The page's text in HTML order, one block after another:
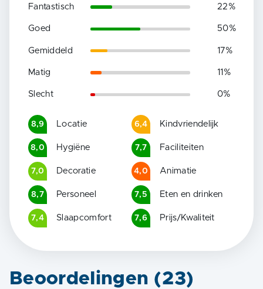
Fantastisch 22 %
Goed 50%
Gemiddeld 17%
Matig 11 %
Slecht 0%
8,9 Locatie 6,4 Kindvriendelijk
8,0 Hygiëne 7,7 Faciliteiten
7,0 Decoratie 4,0 Animatie
8,7 Personeel 7,5 Eten en drinken
7,4 Slaapcomfort 7,6 Prijs/Kwaliteit
Beoordelingen (23)